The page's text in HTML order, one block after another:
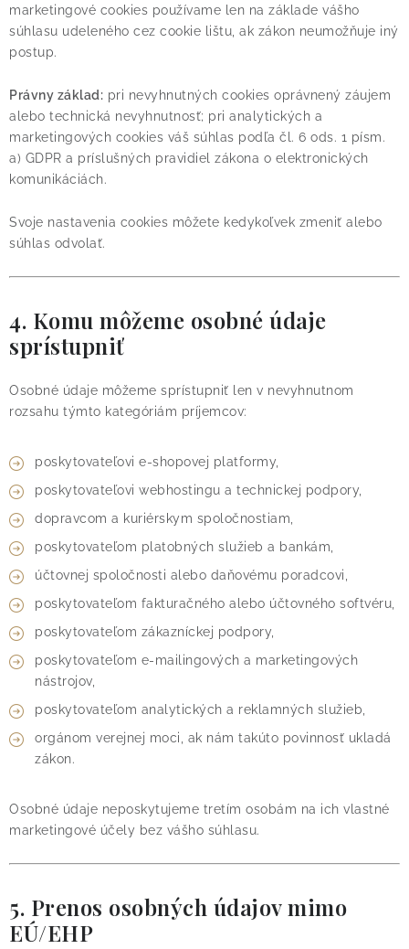
marketingové cookies používame len na základe vášho
súhlasu udeleného cez cookie lištu, ak zákon neumožňuje iný
postup.
Právny základ: pri nevyhnutných cookies oprávnený záujem
alebo technická nevyhnutnosť; pri analytických a
marketingových cookies váš súhlas podľa čl. 6 ods. 1 písm.
a) GDPR a príslušných pravidiel zákona o elektronických
komunikáciách.
Svoje nastavenia cookies môžete kedykoľvek zmeniť alebo
súhlas odvolať.
4. Komu môžeme osobné údaje
sprístupniť
Osobné údaje môžeme sprístupniť len v nevyhnutnom
rozsahu týmto kategóriám príjemcov:
poskytovateľovi e-shopovej platformy,
poskytovateľovi webhostingu a technickej podpory,
dopravcom a kuriérskym spoločnostiam,
poskytovateľom platobných služieb a bankám,
účtovnej spoločnosti alebo daňovému poradcovi,
poskytovateľom fakturačného alebo účtovného softvéru,
poskytovateľom zákazníckej podpory,
poskytovateľom e-mailingových a marketingových
nástrojov,
poskytovateľom analytických a reklamných služieb,
orgánom verejnej moci, ak nám takúto povinnosť ukladá
zákon.
Osobné údaje neposkytujeme tretím osobám na ich vlastné
marketingové účely bez vášho súhlasu.
5. Prenos osobných údajov mimo
EÚ/EHP